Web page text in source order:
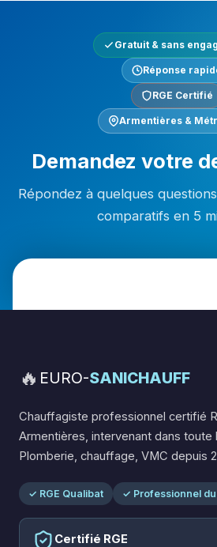
Gratuit & sans
Réponse
RGE Certifié
Armentières &
Demandez votre
Répondez à quelques
comparatifs en 5
🔥 EURO-SANICHAUFF
Chauffagiste professionnel certifié
Armentières, intervenant dans toute
Plomberie, chauffage, VMC depuis
✓ RGE Qualibat ✓ Professionnel du
Certifié RGE